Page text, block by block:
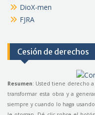
DioX-men
FJRA
Cesión de derechos
Resumen: Usted tiene derecho
transformar esta obra y a
siempre y cuando lo haga